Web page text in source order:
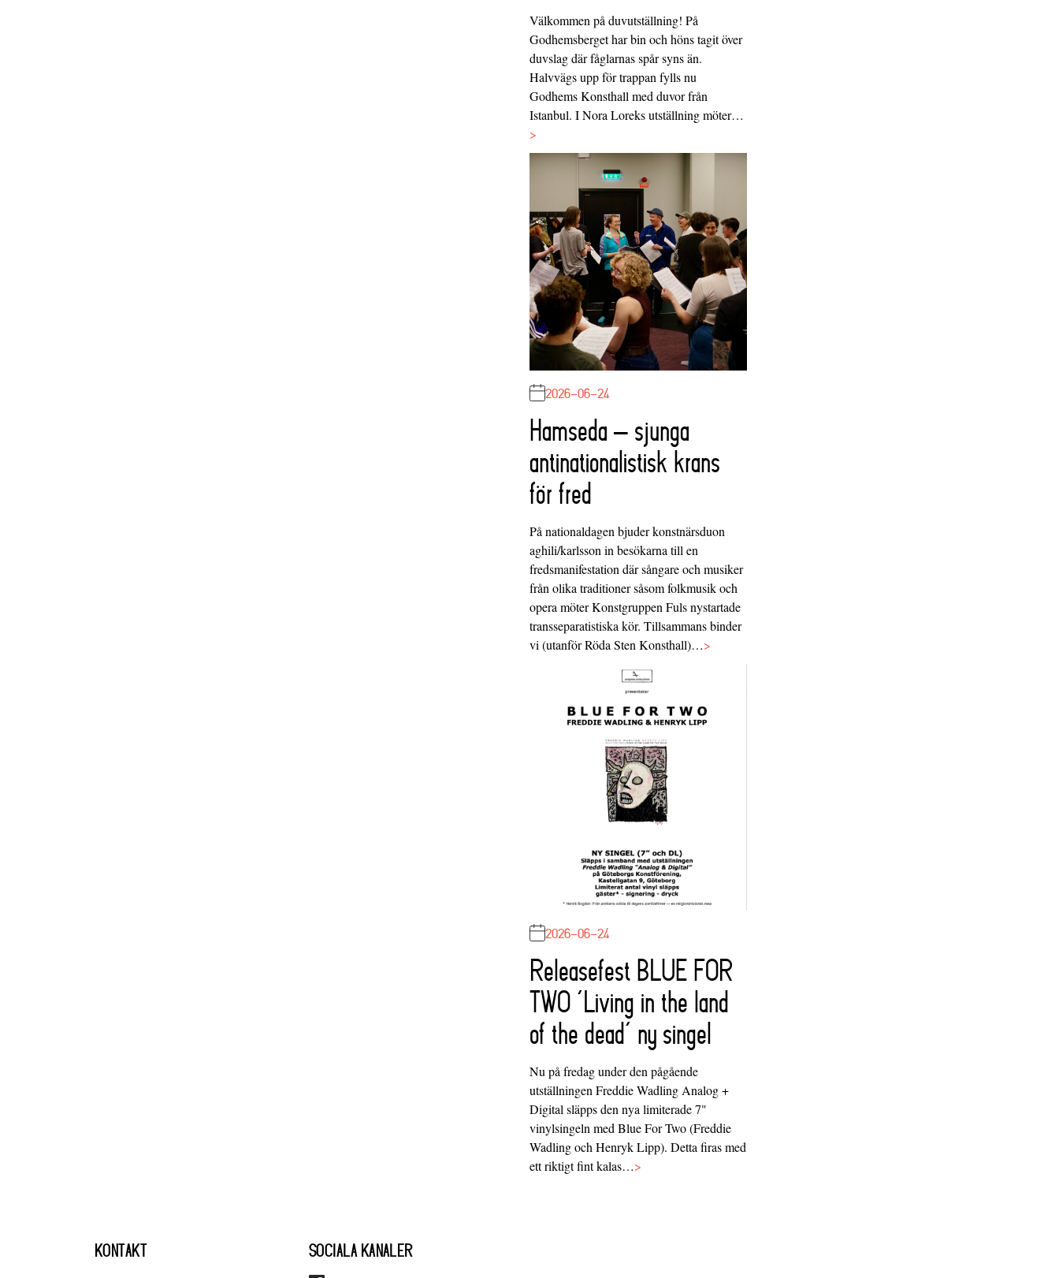
Välkommen på duvutställning! På
Godhemsberget har bin och höns tagit över
duvslag där fåglarnas spår syns än.
Halvvägs upp för trappan fylls nu
Godhems Konsthall med duvor från
Istanbul. I Nora Loreks utställning möter…
>
2026-06-24
Hamseda – sjunga
antinationalistisk krans
för fred
På nationaldagen bjuder konstnärsduon
aghili/karlsson in besökarna till en
fredsmanifestation där sångare och musiker
från olika traditioner såsom folkmusik och
opera möter Konstgruppen Fuls nystartade
transseparatistiska kör. Tillsammans binder
vi (utanför Röda Sten Konsthall)…>
2026-06-24
Releasefest BLUE FOR
TWO ‘Living in the land
of the dead’ ny singel
Nu på fredag under den pågående
utställningen Freddie Wadling Analog +
Digital släpps den nya limiterade 7"
vinylsingeln med Blue For Two (Freddie
Wadling och Henryk Lipp). Detta firas med
ett riktigt fint kalas…>
KONTAKT SOCIALA KANALER